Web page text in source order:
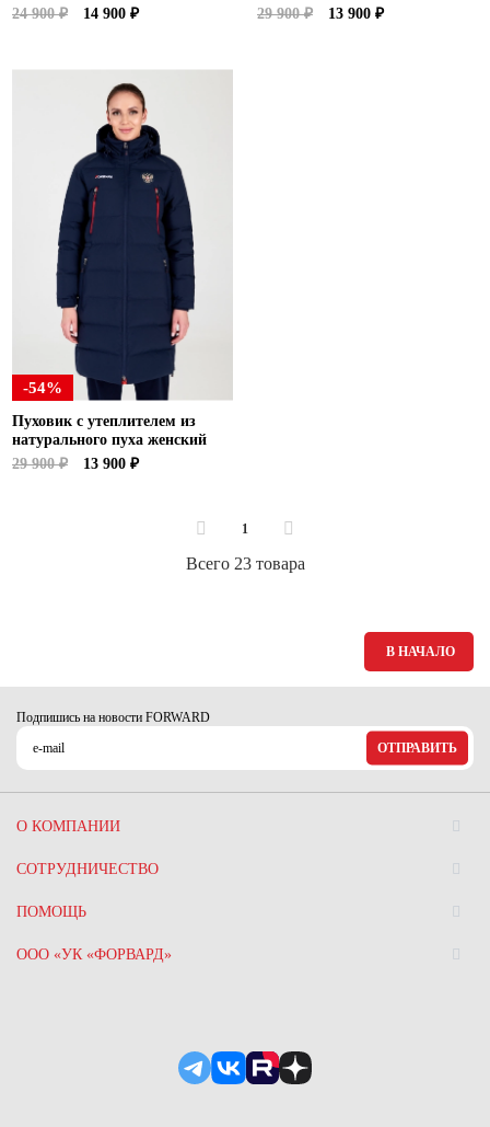
24 900 ₽
14 900 ₽
29 900 ₽
13 900 ₽
-54%
Пуховик с утеплителем из
натурального пуха женский
29 900 ₽
13 900 ₽
1
Всего 23 товара
В НАЧАЛО
Подпишись на новости FORWARD
ОТПРАВИТЬ
О КОМПАНИИ
СОТРУДНИЧЕСТВО
ПОМОЩЬ
ООО «УК «ФОРВАРД»